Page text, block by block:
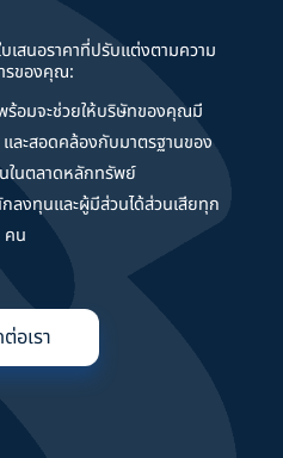
เสนอราคาที่ปรับแต่งตามความ
รของคุณ:
ร้อมจะช่วยให้บริษัทของคุณมี
ละสอดคล้องกับมาตรฐานของ
ในตลาดหลักทรัพย์
ลงทุนและผู้มีส่วนได้ส่วนเสียทุก
คน
อเรา